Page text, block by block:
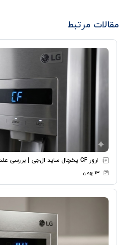
مقالات مرتبط
ارور CF یخچال ساید ال‌جی | بررسی علت و رفع خطای فن کندانسور
۱۳ بهمن